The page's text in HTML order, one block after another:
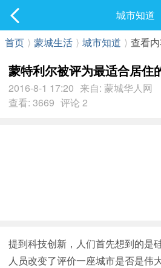
最
城市知道
首页 ⟩ 蒙城生活 ⟩ 城市知道 ⟩ 查看
蒙特利尔被评为最适合居住
2016-8-1 17:20 来自: 蒙城华人网
查看: 3669 评论 2
提到科技创新，人们首先想到的是
人员改变了评价一座城市是否是伟